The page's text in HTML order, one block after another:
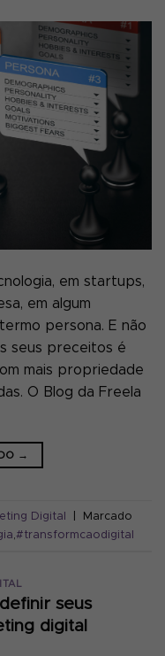
em startups,
em algum
persona. E não
seus preceitos é
mais propriedade
O Blog da Freela
→
Digital
Marcado
,#transformcaodigital
seus
digital